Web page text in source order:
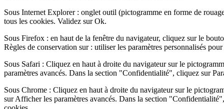
Sous Internet Explorer : onglet outil (pictogramme en forme de
tous les cookies. Validez sur Ok.
Sous Firefox : en haut de la fenêtre du navigateur, cliquez sur le
Règles de conservation sur : utiliser les paramètres personnalisés
Sous Safari : Cliquez en haut à droite du navigateur sur le
paramètres avancés. Dans la section "Confidentialité", cliquez sur
Sous Chrome : Cliquez en haut à droite du navigateur sur le
sur Afficher les paramètres avancés. Dans la section